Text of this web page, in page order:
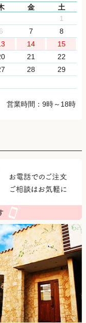
金
土
1
6 7
8
14
15
21
22
28
29
営業時間：9時～18時